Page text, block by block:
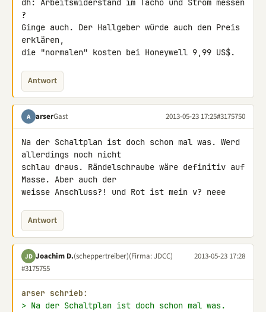
dh: Arbeitswiderstand im Tacho und Strom messen
?
Ginge auch. Der Hallgeber würde auch den Preis
erklären,
die "normalen" kosten bei Honeywell 9,99 US$.
Antwort
A arserGast 2013-05-23 17:25#3175750
Na der Schaltplan ist doch schon mal was. Werd
allerdings noch nicht
schlau draus. Rändelschraube wäre definitiv auf
Masse. Aber auch der
weisse Anschluss?! und Rot ist mein v? neee
Antwort
JD Joachim D.(scheppertreiber)(Firma: JDCC)
2013-05-23 17:28
#3175755
arser schrieb:
> Na der Schaltplan ist doch schon mal was.